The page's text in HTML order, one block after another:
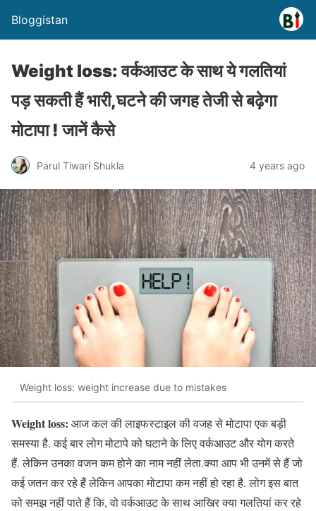
Bloggistan
Weight loss: वर्कआउट के साथ ये गलतियां
पड़ सकती हैं भारी,घटने की जगह तेजी से बढ़ेगा
मोटापा ! जानें कैसे
Parul Tiwari Shukla 4 years ago
Weight loss: weight increase due to mistakes
Weight loss: आज कल की लाइफस्टाइल की वजह से मोटापा एक बड़ी
समस्या है. कई बार लोग मोटापे को घटाने के लिए वर्कआउट और योग करते
हैं. लेकिन उनका वजन कम होने का नाम नहीं लेता.क्या आप भी उनमें से हैं जो
कई जतन कर रहे हैं लेकिन आपका मोटापा कम नहीं हो रहा है. लोग इस बात
को समझ नहीं पाते हैं कि, वो वर्कआउट के साथ आखिर क्या गलतियां कर रहे